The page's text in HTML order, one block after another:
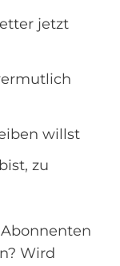
jetzt
willst
zu
Wird